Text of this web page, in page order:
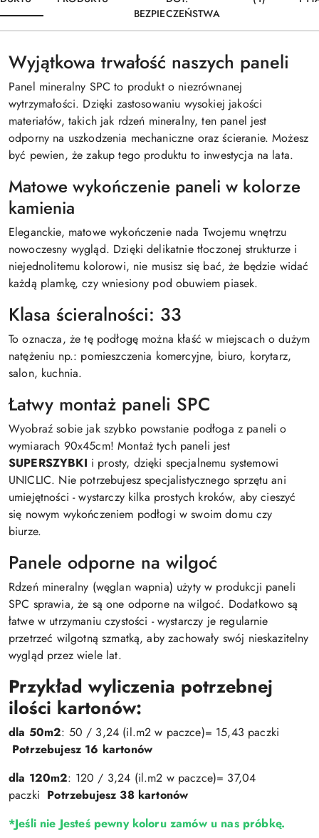
BEZPIECZEŃSTWA
Wyjątkowa trwałość naszych paneli
Panel mineralny SPC to produkt o niezrównanej
wytrzymałości. Dzięki zastosowaniu wysokiej jakości
materiałów, takich jak rdzeń mineralny, ten panel jest
odporny na uszkodzenia mechaniczne oraz ścieranie. Możesz
być pewien, że zakup tego produktu to inwestycja na lata.
Matowe wykończenie paneli w kolorze
kamienia
Eleganckie, matowe wykończenie nada Twojemu wnętrzu
nowoczesny wygląd. Dzięki delikatnie tłoczonej strukturze i
niejednolitemu kolorowi, nie musisz się bać, że będzie widać
każdą plamkę, czy wniesiony pod obuwiem piasek.
Klasa ścieralności: 33
To oznacza, że tę podłogę można kłaść w miejscach o dużym
natężeniu np.: pomieszczenia komercyjne, biuro, korytarz,
salon, kuchnia.
Łatwy montaż paneli SPC
Wyobraź sobie jak szybko powstanie podłoga z paneli o
wymiarach 90x45cm! Montaż tych paneli jest
SUPERSZYBKI i prosty, dzięki specjalnemu systemowi
UNICLIC. Nie potrzebujesz specjalistycznego sprzętu ani
umiejętności - wystarczy kilka prostych kroków, aby cieszyć
się nowym wykończeniem podłogi w swoim domu czy
biurze.
Panele odporne na wilgoć
Rdzeń mineralny (węglan wapnia) użyty w produkcji paneli
SPC sprawia, że są one odporne na wilgoć. Dodatkowo są
łatwe w utrzymaniu czystości - wystarczy je regularnie
przetrzeć wilgotną szmatką, aby zachowały swój nieskazitelny
wygląd przez wiele lat.
Przykład wyliczenia potrzebnej
ilości kartonów:
dla 50m2: 50 / 3,24 (il.m2 w paczce)= 15,43 paczki
Potrzebujesz 16 kartonów
dla 120m2: 120 / 3,24 (il.m2 w paczce)= 37,04
paczki Potrzebujesz 38 kartonów
*Jeśli nie Jesteś pewny koloru zamów u nas próbkę.